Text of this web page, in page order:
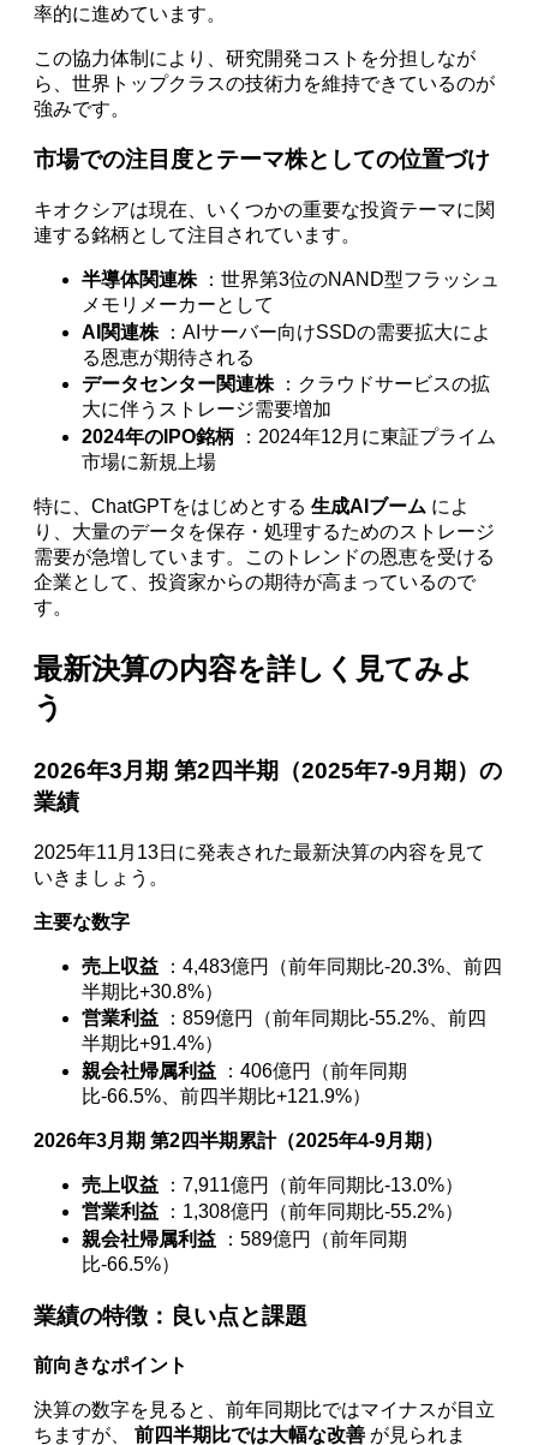
率的に進めています。
この協力体制により、研究開発コストを分担しなが
ら、世界トップクラスの技術力を維持できているのが
強みです。
市場での注目度とテーマ株としての位置づけ
キオクシアは現在、いくつかの重要な投資テーマに関
連する銘柄として注目されています。
半導体関連株 ：世界第3位のNAND型フラッシュ
メモリメーカーとして
AI関連株 ：AIサーバー向けSSDの需要拡大によ
る恩恵が期待される
データセンター関連株 ：クラウドサービスの拡
大に伴うストレージ需要増加
2024年のIPO銘柄 ：2024年12月に東証プライム
市場に新規上場
特に、ChatGPTをはじめとする生成AIブーム によ
り、大量のデータを保存・処理するためのストレージ
需要が急増しています。このトレンドの恩恵を受ける
企業として、投資家からの期待が高まっているので
す。
最新決算の内容を詳しく見てみよ
う
2026年3月期 第2四半期（2025年7-9月期）の
業績
2025年11月13日に発表された最新決算の内容を見て
いきましょう。
主要な数字
売上収益 ：4,483億円（前年同期比-20.3%、前四
半期比+30.8%）
営業利益 ：859億円（前年同期比-55.2%、前四
半期比+91.4%）
親会社帰属利益 ：406億円（前年同期
比-66.5%、前四半期比+121.9%）
2026年3月期 第2四半期累計（2025年4-9月期）
売上収益 ：7,911億円（前年同期比-13.0%）
営業利益 ：1,308億円（前年同期比-55.2%）
親会社帰属利益 ：589億円（前年同期
比-66.5%）
業績の特徴：良い点と課題
前向きなポイント
決算の数字を見ると、前年同期比ではマイナスが目立
ちますが、前四半期比では大幅な改善 が見られま